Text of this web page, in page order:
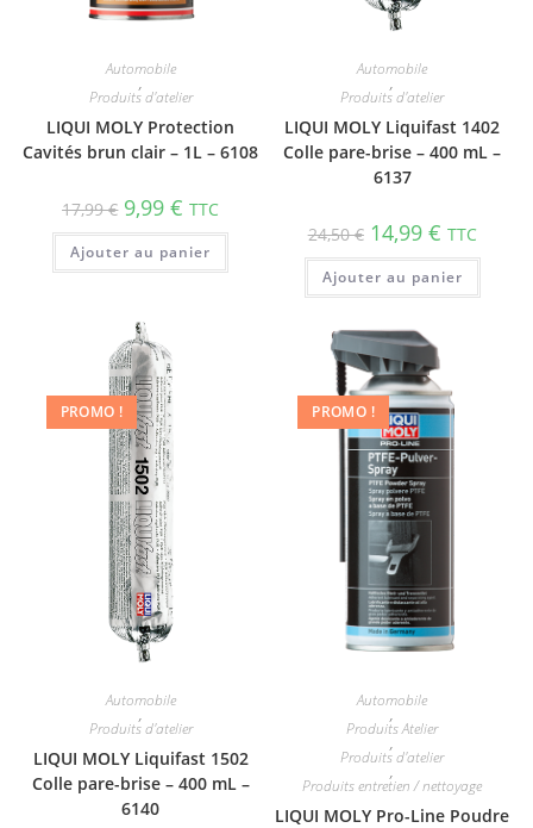
Automobile
,
Produits d'atelier
LIQUI MOLY Protection
Cavités brun clair – 1L – 6108
17,99€ 9,99€ TTC
Ajouter au panier
Automobile
,
Produits d'atelier
LIQUI MOLY Liquifast 1402
Colle pare-brise – 400 mL –
6137
24,50€ 14,99 € TTC
Ajouter au panier
PROMO !
Automobile
,
Produits d'atelier
LIQUI MOLY Liquifast 1502
Colle pare-brise – 400 mL –
6140
PROMO !
Automobile
,
Produits Atelier
,
Produits d'atelier
,
Produits entretien / nettoyage
LIQUI MOLY Pro-Line Poudre